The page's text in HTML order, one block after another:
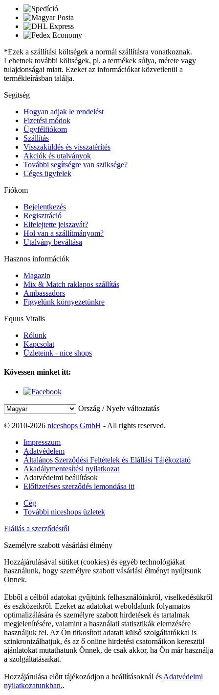
*Ezek a szállítási költségek a normál szállításra vonatkoznak.
Lehetnek további költségek, pl. a termékek súlya, mérete vagy
tulajdonságai miatt. Ezeket az információkat közvetlenül a
termékleírásban találja.
Segítség
Hogyan adjak le rendelést
Fizetési módok
Ügyfélfiókom
Szállítás
Visszaküldés és visszatérítés
Akciók és utalványok
További segítségre van szüksége?
Céges ügyfelek
Fiókom
Bejelentkezés
Regisztráció
Elfelejtette jelszavát?
Hol van a szállítmányom?
Utalvány beváltása
Hasznos információk
Magazin
Mix & Match raklapos szállítás
Ambassadors
Figyelünk környezetünkre
Equus Vitalis
Rólunk
Kapcsolat
Üzleteink - nice shops
Kövessen minket itt:
Ország / Nyelv változtatás
© 2010-2026 niceshops GmbH - All rights reserved.
Impresszum
Adatvédelem
Általános Szerződési Feltételek és Elállási Tájékoztató
Akadálymentesítési nyilatkozat
Adatvédelmi beállítások
Előfizetéses szerződés lemondása itt
Cég
További niceshops üzletek
Elállás a szerződéstől
Személyre szabott vásárlási élmény
Hozzájárulásával sütiket (cookies) és egyéb technológiákat
használunk, hogy személyre szabott vásárlási élményt nyújtsunk
Önnek.
Ebből a célból adatokat gyűjtünk felhasználóinkról, viselkedésükről
és eszközeikről. Ezeket az adatokat weboldalunk folyamatos
optimalizálására és személyre szabott hirdetések és tartalmak
megjelenítésére, valamint a használati statisztikák elemzésére
használjuk fel. Az Ön titkosított adatait külső szolgáltatókkal is
szinkronizálhatjuk, és az ő online hirdetési csatornáikon keresztül
ajánlatokat mutathatunk Önnek, de csak akkor, ha Ön már használja
a szolgáltatásaikat.
Hozzájárulása előtt tájékozódjon a beállításoknál és Adatvédelmi
nyilatkozatunkban..